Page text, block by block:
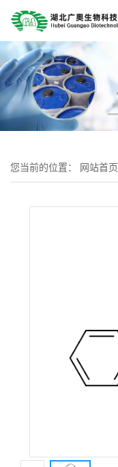
您当前的位置： 网站首页